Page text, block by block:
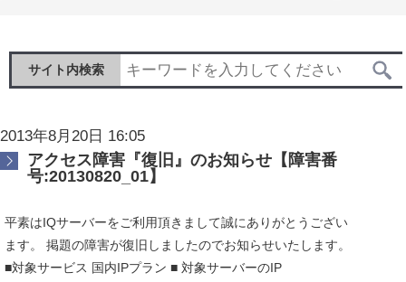
サイト内検索
2013年8月20日 16:05
アクセス障害『復旧』のお知らせ【障害番
号:20130820_01】
平素はIQサーバーをご利用頂きまして誠にありがとうござい
ます。 掲題の障害が復旧しましたのでお知らせいたします。
■対象サービス 国内IPプラン ■ 対象サーバーのIP